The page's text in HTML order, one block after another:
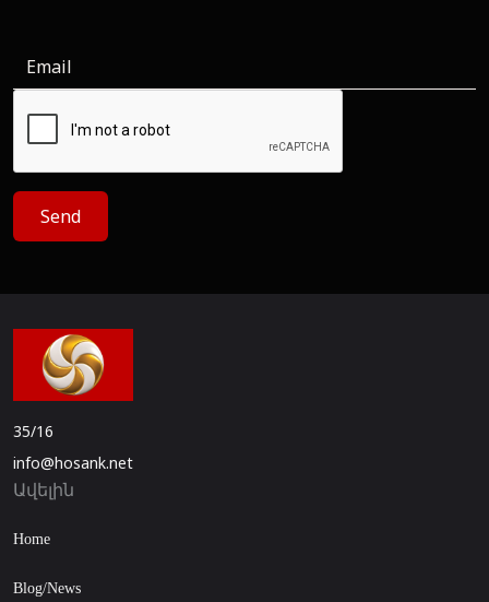
Send
35/16
info@hosank.net
Ավելին
Home
Blog/News